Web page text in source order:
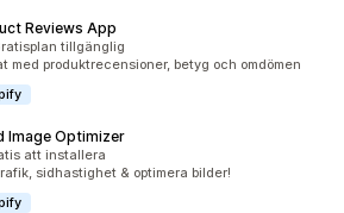
Reviews App
totalt
tillgänglig
med produktrecensioner, betyg och omdömen
Image Optimizer
totaltatt installera
sidhastighet & optimera bilder!